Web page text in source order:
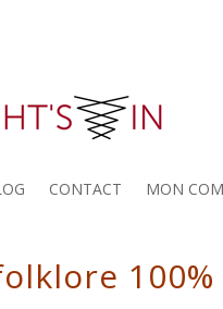
CONTACT MON